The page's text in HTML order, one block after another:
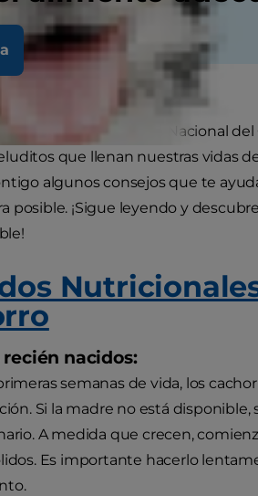
23 de marzo es el Día Nacional
que llenan nuestras vidas
algunos consejos que te
posible. ¡Sigue leyendo y
recién nacidos:
semanas de vida, los
Si la madre no está
A medida que crecen,
Es importante hacerlo